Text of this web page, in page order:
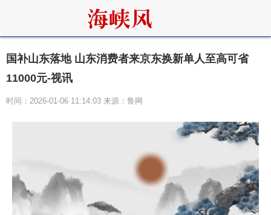
国补山东落地 山东消费者来京东换新单人至高可省
11000元-视讯
时间：2026-01-06 11:14:03 来源：鲁网